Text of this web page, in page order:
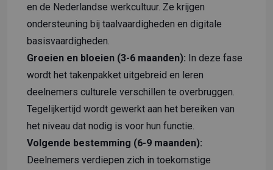
en de Nederlandse werkcultuur. Ze krijgen
ondersteuning bij taalvaardigheden en digitale
basisvaardigheden.
Groeien en bloeien (3-6 maanden): In deze fase
wordt het takenpakket uitgebreid en leren
deelnemers culturele verschillen te overbruggen.
Tegelijkertijd wordt gewerkt aan het bereiken van
het niveau dat nodig is voor hun functie.
Volgende bestemming (6-9 maanden):
Deelnemers verdiepen zich in toekomstige